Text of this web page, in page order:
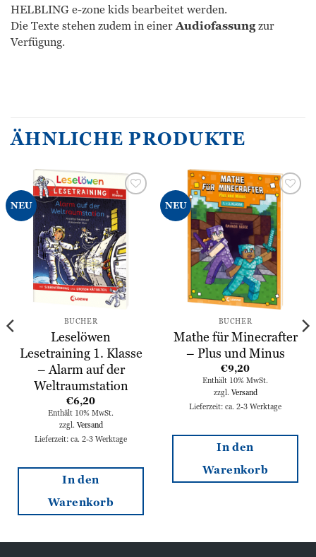
HELBLING e-zone kids bearbeitet werden.
Die Texte stehen zudem in einerAudiofassungzur
Verfügung.
ÄHNLICHE PRODUKTE
NEU
Zur
Wunschliste
hinzufügen
BÜCHER
Leselöwen
Lesetraining 1. Klasse
– Alarm auf der
Weltraumstation
€6,20
Enthält 10% MwSt.
zzgl. Versand
Lieferzeit: ca. 2-3 Werktage
In den
Warenkorb
NEU
Zur
Wunschliste
hinzufügen
BÜCHER
Mathe für Minecrafter
– Plus und Minus
€9,20
Enthält 10% MwSt.
zzgl. Versand
Lieferzeit: ca. 2-3 Werktage
In den
Warenkorb